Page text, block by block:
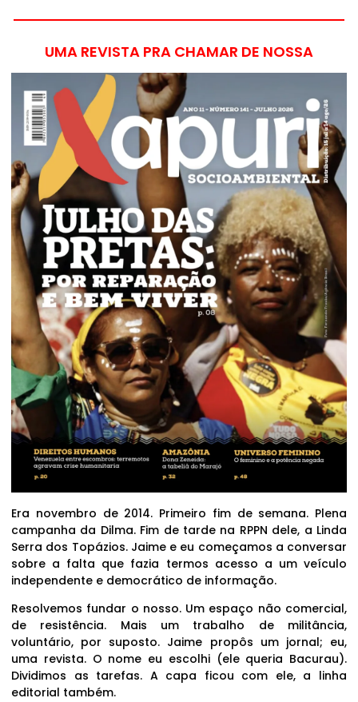
UMA REVISTA PRA CHAMAR DE NOSSA
Era novembro de 2014. Primeiro fim de semana. Plena
campanha da Dilma. Fim de tarde na RPPN dele, a Linda
Serra dos Topázios. Jaime e eu começamos a conversar
sobre a falta que fazia termos acesso a um veículo
independente e democrático de informação.
Resolvemos fundar o nosso. Um espaço não comercial,
de resistência. Mais um trabalho de militância,
voluntário, por suposto. Jaime propôs um jornal; eu,
uma revista. O nome eu escolhi (ele queria Bacurau).
Dividimos as tarefas. A capa ficou com ele, a linha
editorial também.